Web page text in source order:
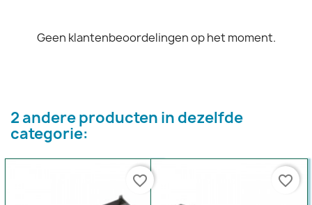
Geen klantenbeoordelingen op het moment.
2 andere producten in dezelfde
categorie:
favorite_border favorite_border